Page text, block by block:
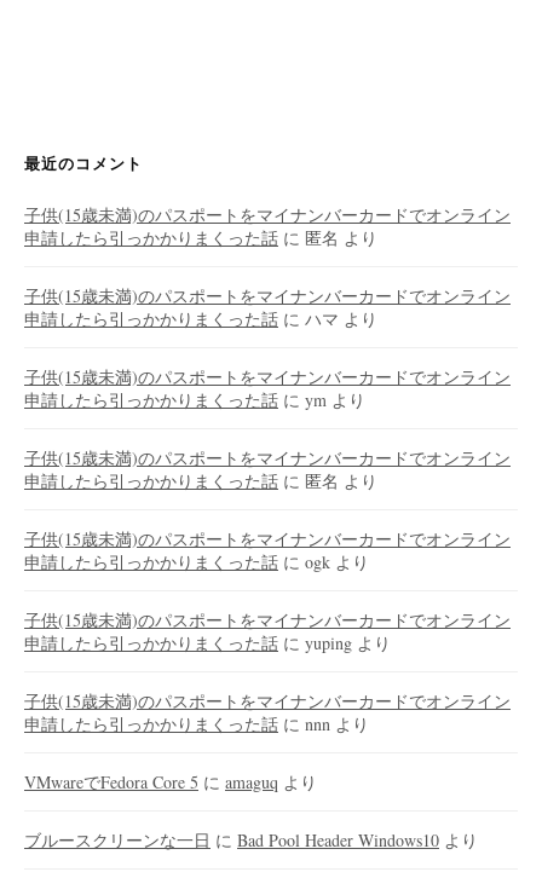
最近のコメント
子供(15歳未満)のパスポートをマイナンバーカードでオンライン
申請したら引っかかりまくった話 に 匿名 より
子供(15歳未満)のパスポートをマイナンバーカードでオンライン
申請したら引っかかりまくった話 に ハマ より
子供(15歳未満)のパスポートをマイナンバーカードでオンライン
申請したら引っかかりまくった話 に ym より
子供(15歳未満)のパスポートをマイナンバーカードでオンライン
申請したら引っかかりまくった話 に 匿名 より
子供(15歳未満)のパスポートをマイナンバーカードでオンライン
申請したら引っかかりまくった話 に ogk より
子供(15歳未満)のパスポートをマイナンバーカードでオンライン
申請したら引っかかりまくった話 に yuping より
子供(15歳未満)のパスポートをマイナンバーカードでオンライン
申請したら引っかかりまくった話 に nnn より
VMwareでFedora Core 5 に amaguq より
ブルースクリーンな一日 に Bad Pool Header Windows10 より